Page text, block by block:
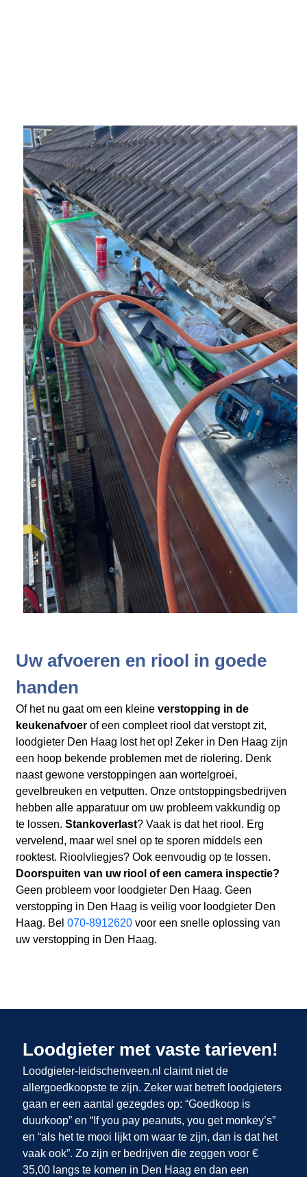
Uw afvoeren en riool in goede
handen
Of het nu gaat om een kleine verstopping in de
keukenafvoerof een compleet riool dat verstopt zit,
loodgieter Den Haag lost het op! Zeker in Den Haag zijn
een hoop bekende problemen met de riolering. Denk
naast gewone verstoppingen aan wortelgroei,
gevelbreuken en vetputten. Onze ontstoppingsbedrijven
hebben alle apparatuur om uw probleem vakkundig op
te lossen. Stankoverlast? Vaak is dat het riool. Erg
vervelend, maar wel snel op te sporen middels een
rooktest. Rioolvliegjes? Ook eenvoudig op te lossen.
Doorspuiten van uw riool of een camera inspectie?
Geen probleem voor loodgieter Den Haag. Geen
verstopping in Den Haag is veilig voor loodgieter Den
Haag. Bel 070-8912620voor een snelle oplossing van
uw verstopping in Den Haag.
Loodgieter met vaste tarieven!
Loodgieter-leidschenveen.nl claimt niet de
allergoedkoopste te zijn. Zeker wat betreft loodgieters
gaan er een aantal gezegdes op: “Goedkoop is
duurkoop” en “If you pay peanuts, you get monkey’s”
en “als het te mooi lijkt om waar te zijn, dan is dat het
vaak ook”. Zo zijn er bedrijven die zeggen voor €
35,00 langs te komen in Den Haag en dan een